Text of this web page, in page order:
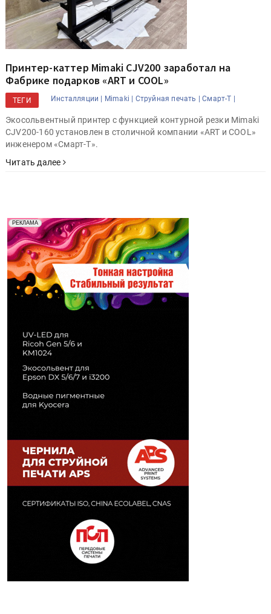
Принтер-каттер Mimaki CJV200 заработал на
Фабрике подарков «ART и COOL»
ТЕГИ Инсталляции | Mimaki | Струйная печать | Смарт-Т |
Экосольвентный принтер с функцией контурной резки Mimaki
CJV200-160 установлен в столичной компании «ART и COOL»
инженером «Смарт-Т».
Читать далее
РЕКЛАМА
Реклама. Рекламодатель ООО "Передовые Системы
Печати" erid: 2SDnjd2d4Qz